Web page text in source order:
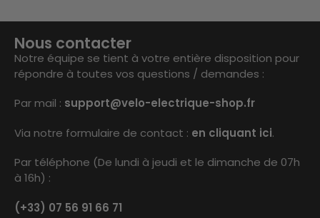
Nous contacter
Notre équipe se tient à votre entière disposition pour
répondre à toutes vos questions / demandes :
Par mail : support@velo-electrique-shop.fr
Via notre formulaire de contact : en cliquant ici.
Par téléphone (De lundi à jeudi et le dimanche de 07h
à 16h) :
(+33) 07 56 91 66 71